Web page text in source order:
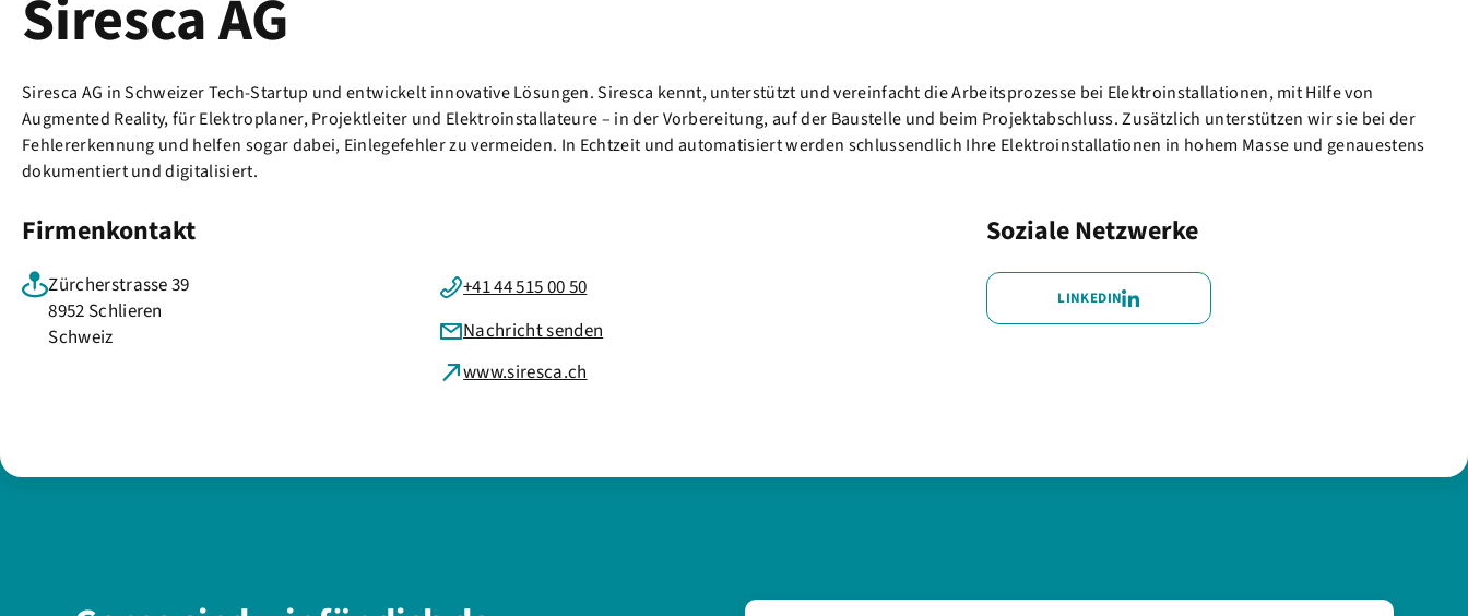
Siresca AG
Siresca AG in Schweizer Tech-Startup und entwickelt innovative Lösungen. Siresca kennt, unterstützt und vereinfacht die Arbeitsprozesse bei Elektroinstallationen, mit Hilfe von
Augmented Reality, für Elektroplaner, Projektleiter und Elektroinstallateure – in der Vorbereitung, auf der Baustelle und beim Projektabschluss. Zusätzlich unterstützen wir sie bei der
Fehlererkennung und helfen sogar dabei, Einlegefehler zu vermeiden. In Echtzeit und automatisiert werden schlussendlich Ihre Elektroinstallationen in hohem Masse und genauestens
dokumentiert und digitalisiert.
Firmenkontakt
Zürcherstrasse 39
8952 Schlieren
Schweiz
+41 44 515 00 50
Nachricht senden
www.siresca.ch
Soziale Netzwerke
LINKEDIN